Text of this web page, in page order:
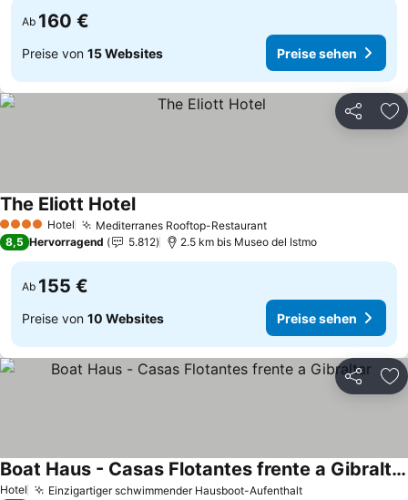
Ab 160 €
Preise von 15 Websites Preise sehen
Teilen
4 Sterne Hotel Mediterranes Rooftop-RestaurantPreise sehen
The Eliott HotelPreise sehen
8,5 Hervorragend 5.812 2.5 km bis Museo del Istmo
Ab 155 €
Preise von 10 Websites Preise sehen
Teilen
Hotel Einzigartiger schwimmender Hausboot-AufenthaltPreise sehen
Boat Haus - Casas Flotantes frente a Gibraltar
Preise sehen